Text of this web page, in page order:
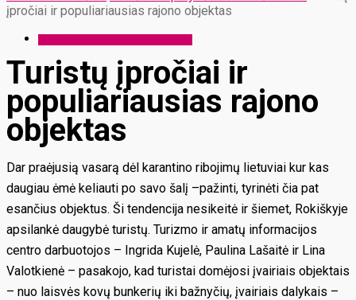
įpročiai ir populiariausias rajono objektas
Turistų įpročiai ir
populiariausias rajono
objektas
Dar praėjusią vasarą dėl karantino ribojimų lietuviai kur kas
daugiau ėmė keliauti po savo šalį –pažinti, tyrinėti čia pat
esančius objektus. Ši tendencija nesikeitė ir šiemet, Rokiškyje
apsilankė daugybė turistų. Turizmo ir amatų informacijos
centro darbuotojos – Ingrida Kujelė, Paulina Lašaitė ir Lina
Valotkienė – pasakojo, kad turistai domėjosi įvairiais objektais
– nuo laisvės kovų bunkerių iki bažnyčių, įvairiais dalykais –